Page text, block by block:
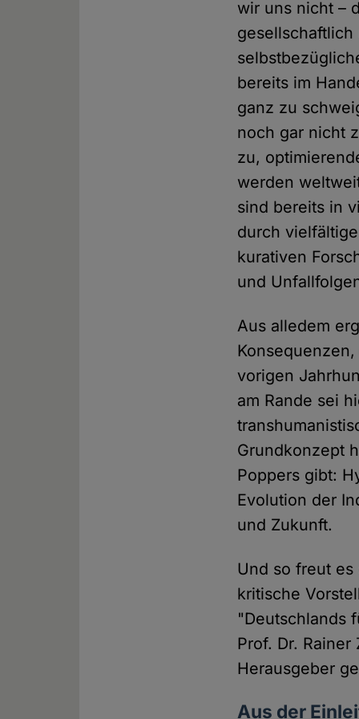
wir uns nicht –
bereits im
ganz zu
noch gar nicht
zu,
werden
sind bereits in
durch
kurativen
und
Aus alledem
vorigen
am Rande sei
Grundkonzept
Poppers gibt:
Evolution der
und Zukunft.
Und so freut
kritische
"Deutschlands
Prof. Dr.
Herausgeber
Aus der